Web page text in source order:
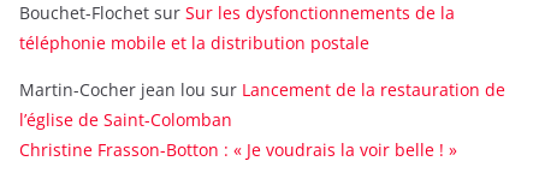
Bouchet-Flochet sur Sur les dysfonctionnements de la
téléphonie mobile et la distribution postale
Martin-Cocher jean lou sur Lancement de la restauration de
l’église de Saint-Colomban
Christine Frasson-Botton : « Je voudrais la voir belle ! »